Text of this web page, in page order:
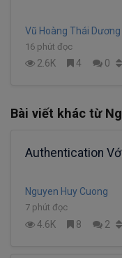
Vũ Hoàng Thái Dương
16 phút đọc
2.6K 4 0
Bài viết khác từ
Authentication
Nguyen Huy Cuong
7 phút đọc
4.6K 8 2